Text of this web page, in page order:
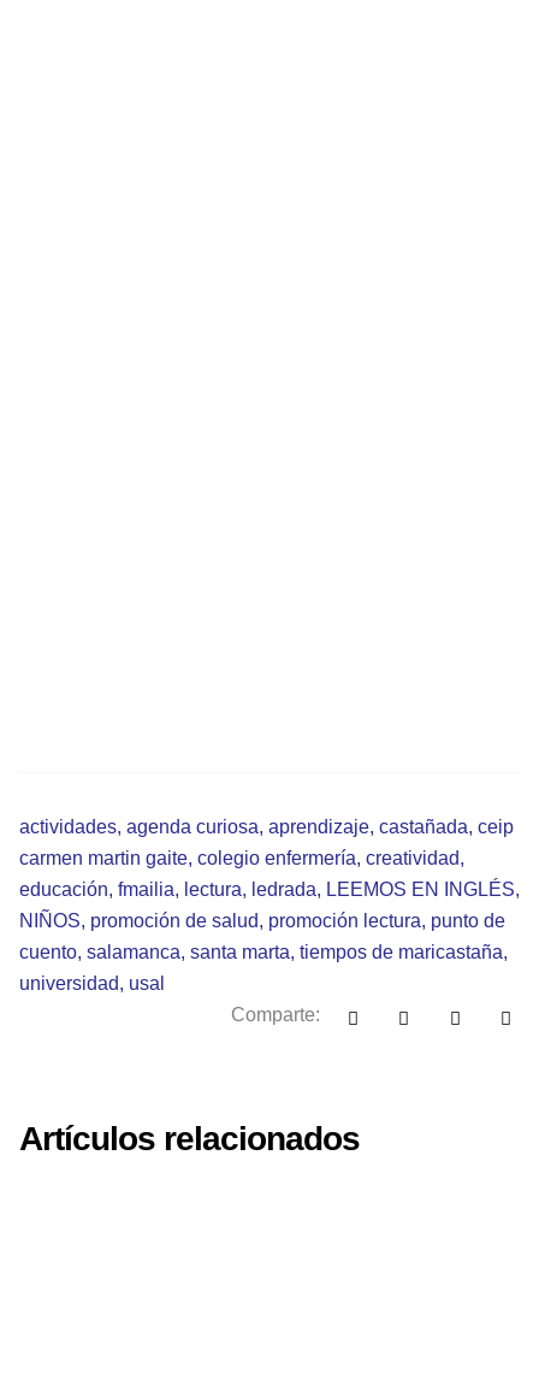
actividades, agenda curiosa, aprendizaje, castañada, ceip
carmen martin gaite, colegio enfermería, creatividad,
educación, fmailia, lectura, ledrada, LEEMOS EN INGLÉS,
NIÑOS, promoción de salud, promoción lectura, punto de
cuento, salamanca, santa marta, tiempos de maricastaña,
universidad, usal
Comparte:
Artículos relacionados